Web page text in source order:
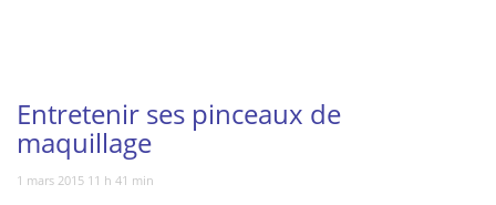
Entretenir ses pinceaux de
maquillage
1 mars 2015 11 h 41 min